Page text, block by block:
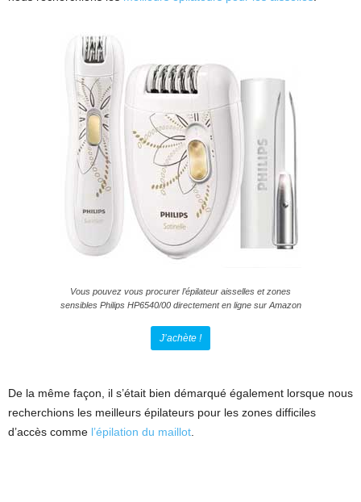
Vous pouvez vous procurer l’épilateur aisselles et zones
sensibles Philips HP6540/00 directement en ligne sur Amazon
J’achète !
De la même façon, il s’était bien démarqué également lorsque nous
recherchions les meilleurs épilateurs pour les zones difficiles
d’accès comme l’épilation du maillot.